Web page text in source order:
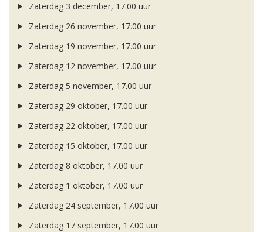
Zaterdag 3 december, 17.00 uur
Zaterdag 26 november, 17.00 uur
Zaterdag 19 november, 17.00 uur
Zaterdag 12 november, 17.00 uur
Zaterdag 5 november, 17.00 uur
Zaterdag 29 oktober, 17.00 uur
Zaterdag 22 oktober, 17.00 uur
Zaterdag 15 oktober, 17.00 uur
Zaterdag 8 oktober, 17.00 uur
Zaterdag 1 oktober, 17.00 uur
Zaterdag 24 september, 17.00 uur
Zaterdag 17 september, 17.00 uur